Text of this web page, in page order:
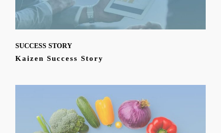
SUCCESS STORY
Kaizen Success Story